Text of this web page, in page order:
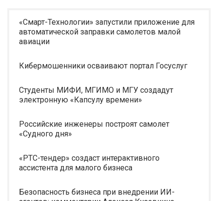
«Смарт-Технологии» запустили приложение для
автоматической заправки самолетов малой
авиации
Кибермошенники осваивают портал Госуслуг
Студенты МИФИ, МГИМО и МГУ создадут
электронную «Капсулу времени»
Российские инженеры построят самолет
«Судного дня»
«РТС-тендер» создаст интерактивного
ассистента для малого бизнеса
Безопасность бизнеса при внедрении ИИ-